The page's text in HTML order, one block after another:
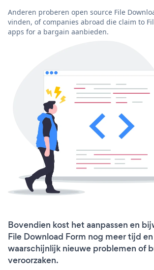
Anderen proberen open source File
vinden, of companies abroad die claim to
apps for a bargain aanbieden.
Bovendien kost het aanpassen en
File Download Form nog meer tijd
waarschijnlijk nieuwe problemen of
veroorzaken.